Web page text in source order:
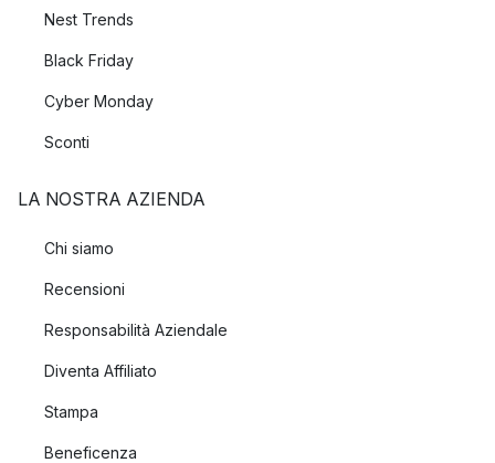
Nest Trends
Black Friday
Cyber Monday
Sconti
LA NOSTRA AZIENDA
Chi siamo
Recensioni
Responsabilità Aziendale
Diventa Affiliato
Stampa
Beneficenza